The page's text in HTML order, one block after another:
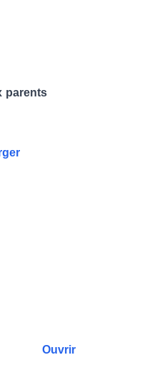
parents
Ouvrir